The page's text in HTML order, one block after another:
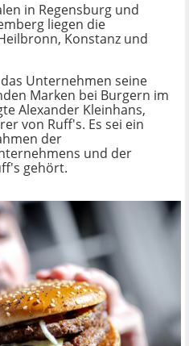
in Regensburg und
liegen die
Konstanz und
Unternehmen seine
Marken bei Burgern im
Alexander Kleinhans,
von Ruff's. Es sei ein
der
und der
gehört.